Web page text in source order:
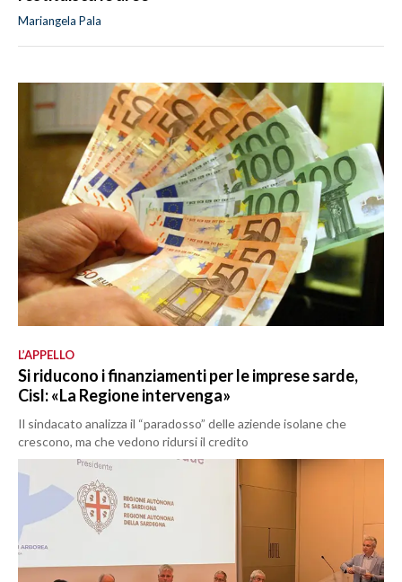
Mariangela Pala
L’APPELLO
Si riducono i finanziamenti per le imprese sarde,
Cisl: «La Regione intervenga»
Il sindacato analizza il “paradosso” delle aziende isolane che
crescono, ma che vedono ridursi il credito